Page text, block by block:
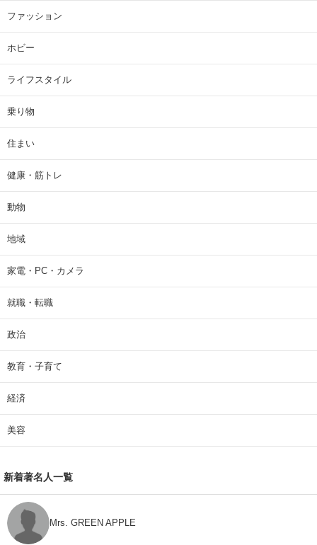
ファッション
ホビー
ライフスタイル
乗り物
住まい
健康・筋トレ
動物
地域
家電・PC・カメラ
就職・転職
政治
教育・子育て
経済
美容
新着著名人一覧
Mrs. GREEN APPLE